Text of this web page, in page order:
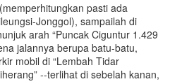
pasti ada
Jonggol), sampailah di
arah “Puncak Ciguntur 1.429
jalannya berupa batu-batu,
mobil di “Lembah Tidar
--terlihat di sebelah kanan,